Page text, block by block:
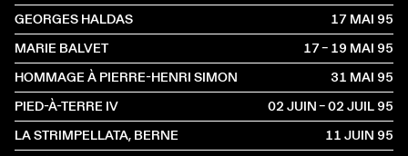
GEORGES HALDAS
17 MAI1995
MARIE BALVET
17 – 19 MAI1995
HOMMAGE À PIERRE-HENRI SIMON
31 MAI1995
PIED-À-TERRE IV
02 JUIN – 02 JUIL1995
LA STRIMPELLATA, BERNE
11 JUIN1995